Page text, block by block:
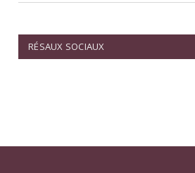
RÉSAUX SOCIAUX